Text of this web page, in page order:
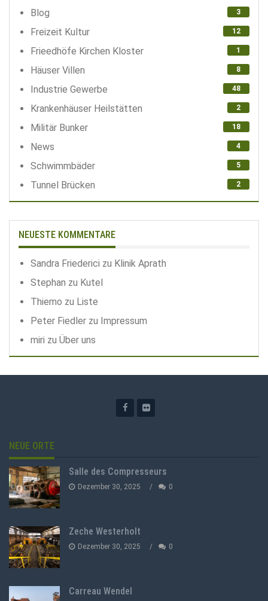
Blog 3
Freizeit Kultur 12
Frieedhöfe Kirchen Kloster 1
Häuser Villen 8
Industrie Gewerbe 48
Krankenhäuser Heilstätten 2
Militär Bunker 18
News 4
Schwimmbäder 5
Tunnel Brücken 2
NEUESTE KOMMENTARE
Sandra Friederici zu Klinik Aprath
Stephan zu Kutel
Thiemo zu Liste
Peter Fiedler zu Impressum
miri zu Über uns
NEUE ORTE
Salle des Compresseurs
Dezember 30, 2025 0
Zeche Westerholt
Dezember 30, 2025 0
Carreau Wendel